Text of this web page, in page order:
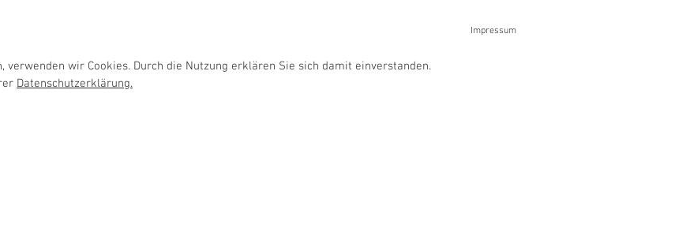
Impressum
verwenden wir Cookies. Durch die Nutzung erklären Sie sich damit einverstanden.
Datenschutzerklärung.